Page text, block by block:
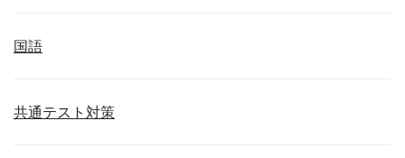
国語
共通テスト対策